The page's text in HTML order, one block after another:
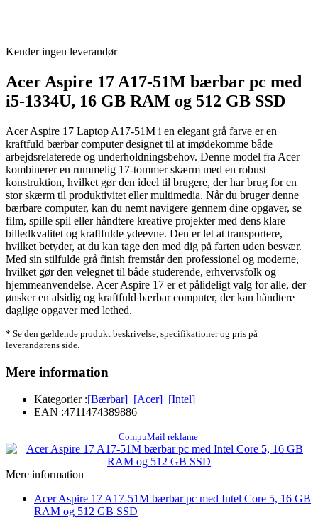
Kender ingen leverandør
Acer Aspire 17 A17-51M bærbar pc med
i5-1334U, 16 GB RAM og 512 GB SSD
Acer Aspire 17 Laptop A17-51M i en elegant grå farve er en
kraftfuld bærbar computer designet til at imødekomme både
arbejdsrelaterede og underholdningsbehov. Denne model fra Acer
kombinerer en rummelig 17-tommer skærm med en robust
konstruktion, hvilket gør den ideel til brugere, der har brug for en
stor skærm til produktivitet eller multimedia. Når du bruger denne
bærbare computer, kan du nemt navigere gennem dine opgaver, se
film, spille spil eller håndtere kreative projekter med dens klare
billedkvalitet og kraftfulde ydeevne. Den er let at transportere,
hvilket betyder, at du kan tage den med dig på farten uden besvær.
Med sin stilfulde grå finish fremstår den professionel og moderne,
hvilket gør den velegnet til både studerende, erhvervsfolk og
hjemmeanvendelse. Acer Aspire 17 er et pålideligt valg for alle, der
ønsker en alsidig og kraftfuld bærbar computer, der kan håndtere
daglige opgaver med lethed.
* Se den gældende produkt beskrivelse, specifikationer og pris på
leverandørens side.
Mere information
Kategorier :[Bærbar] [Acer] [Intel]
EAN :4711474389886
CompuMail reklame
Mere information
Acer Aspire 17 A17-51M bærbar pc med Intel Core 5, 16 GB
RAM og 512 GB SSD